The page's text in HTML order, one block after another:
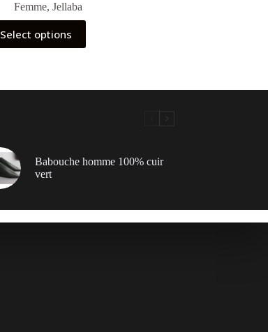
Femme, Jellaba
Select options
Babouche homme 100% cuir
vert